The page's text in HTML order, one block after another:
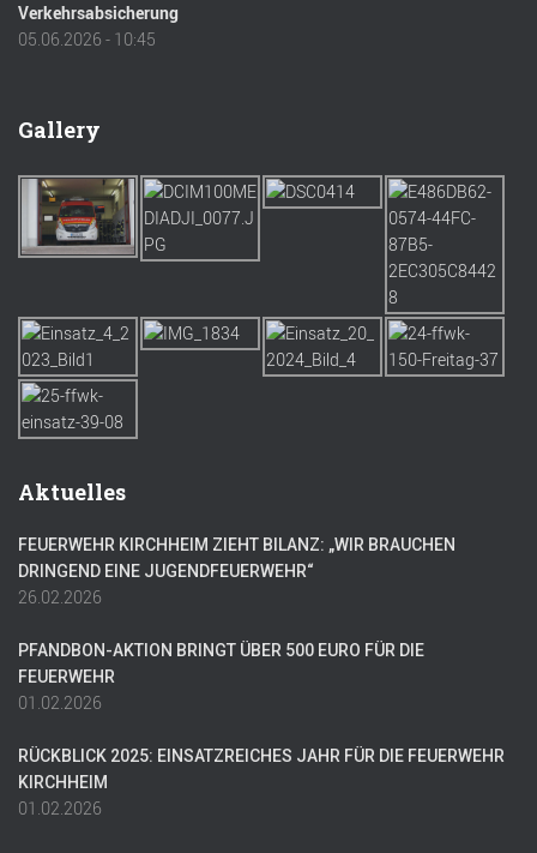
Verkehrsabsicherung
05.06.2026 - 10:45
Gallery
Aktuelles
FEUERWEHR KIRCHHEIM ZIEHT BILANZ: „WIR BRAUCHEN
DRINGEND EINE JUGENDFEUERWEHR“
26.02.2026
PFANDBON-AKTION BRINGT ÜBER 500 EURO FÜR DIE
FEUERWEHR
01.02.2026
RÜCKBLICK 2025: EINSATZREICHES JAHR FÜR DIE FEUERWEHR
KIRCHHEIM
01.02.2026